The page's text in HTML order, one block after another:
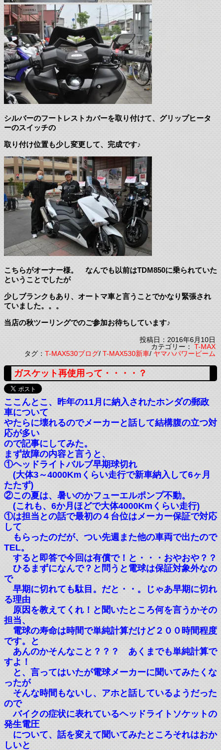
シルバーのフートレストカバーを取り付けて、グリップヒータ
ーのスイッチの
取り付け位置も少し変更して、完成です♪
こちらがオーナー様。 なんでも以前はTDM850に乗られていた
ということでしたが
少しブランクもあり、オートマ車と言うことでかなり緊張され
ていました。。。
当店の秋ツーリングでのご参加お待ちしています♪
投稿日：2016年6月10日
カテゴリー：T-MAX
タグ：T-MAX530ブログ/T-MAX530新車/ヤマハパワービーム
ガスケット再使用って・・・・？
ここんとこ、昨年の11月に納入されたホンダの郵政
車について
やたらに壊れるのでメーカーと話して結構腹の立つ対
応が多い
ので記事にしてみた。
まず故障の内容と言うと、
①ヘッドライトバルブ早期球切れ
(大体3～4000Kmくらい走行で新車納入して6ヶ月
たたず)
②この夏は、暑いのかフューエルポンプ不動。
(これも、6か月ほどで大体4000Kmくらい走行)
①は担当との話で最初の４台位はメーカー保証で対応
して
もらったのだが、つい先週また他の車両で出たので
TEL。
すると即答で今回は有償で！と・・・おやおや？？
ひるまずになんで？と問うと電球は保証対象外なの
で
早期に切れても駄目。だと・・。じゃあ早期に切れ
る理由
原因を教えてくれ！と聞いたところ何を言うかその
担当、
電球の寿命は時間で単純計算だけど２００時間程度
です。と
あんのかそんなこと？？？ あくまでも単純計算で
すよ！
と、言ってはいたが電球メーカーに聞いてみたくな
ったが
そんな時間もないし、アホと話しているようだった
ので
バイクの症状に表れているヘッドライトソケットの
発生電圧
について、話を変えて聞いてみたところそれはおか
しいと